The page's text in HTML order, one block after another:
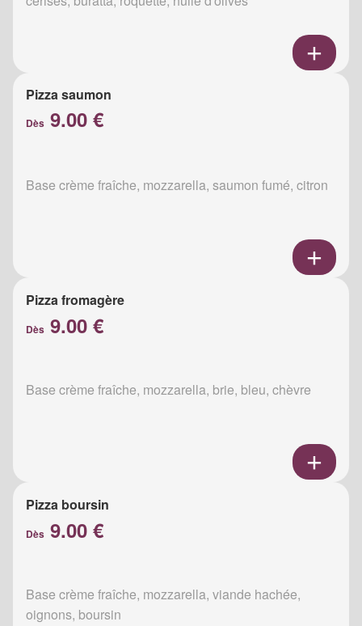
Pizza saumon
Dès 9.00 €
Base crème fraîche, mozzarella, saumon fumé, citron
Pizza fromagère
Dès 9.00 €
Base crème fraîche, mozzarella, brie, bleu, chèvre
Pizza boursin
Dès 9.00 €
Base crème fraîche, mozzarella, viande hachée,
oignons, boursin